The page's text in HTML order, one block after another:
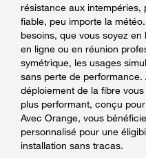
résistance aux intempéries,
fiable, peu importe la
besoins, que vous soyez
en ligne ou en réunion
symétrique, les usages
sans perte de performance.
déploiement de la fibre
plus performant, conçu
Avec Orange, vous
personnalisé pour une
installation sans tracas.